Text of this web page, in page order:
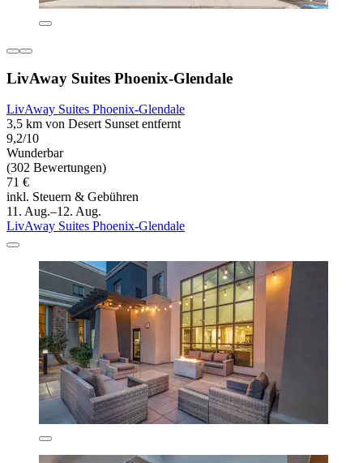
LivAway Suites Phoenix-Glendale
LivAway Suites Phoenix-Glendale
3,5 km von Desert Sunset entfernt
9,2/10
Wunderbar
(302 Bewertungen)
71 €
inkl. Steuern & Gebühren
11. Aug.–12. Aug.
LivAway Suites Phoenix-Glendale